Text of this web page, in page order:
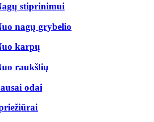
stiprinimui
nagų grybelio
karpų
raukšlių
odai